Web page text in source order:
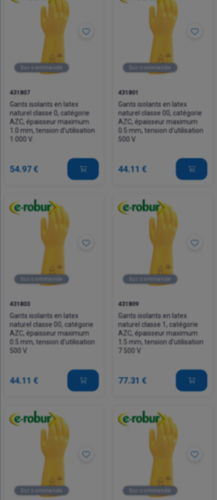
Sur commande
431807
Gants isolants en latex
naturel classe 0, catégorie
AZC, épaisseur maximum
1.0 mm, tension d'utilisation
1 000 V.
54.97 €
Sur commande
431801
Gants isolants en latex
naturel classe 00, catégorie
AZC, épaisseur maximum
0.5 mm, tension d'utilisation
500 V.
44.11 €
Sur commande
431803
Gants isolants en latex
naturel classe 00, catégorie
AZC, épaisseur maximum
0.5 mm, tension d'utilisation
500 V.
44.11 €
Sur commande
431809
Gants isolants en latex
naturel classe 1, catégorie
AZC, épaisseur maximum
1.5 mm, tension d'utilisation
7 500 V.
77.31 €
Sur commande Sur commande